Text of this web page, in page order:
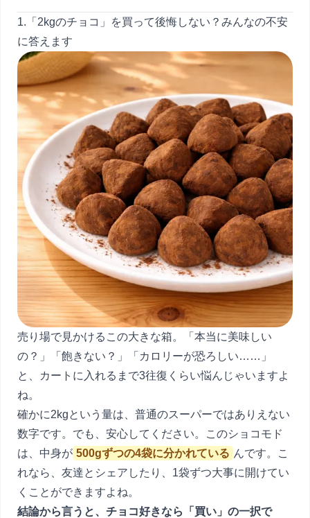
1.「2kgのチョコ」を買って後悔しない？みんなの不安
に答えます
売り場で見かけるこの大きな箱。「本当に美味しい
の？」「飽きない？」「カロリーが恐ろしい……」
と、カートに入れるまで3往復くらい悩んじゃいますよ
ね。
確かに2kgという量は、普通のスーパーではありえない
数字です。でも、安心してください。このショコモド
は、中身が 500gずつの4袋に分かれている んです。こ
れなら、友達とシェアしたり、1袋ずつ大事に開けてい
くことができますよね。
結論から言うと、チョコ好きなら「買い」の一択で